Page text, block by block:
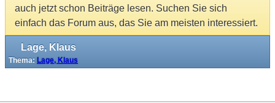
auch jetzt schon Beiträge lesen. Suchen Sie sich
einfach das Forum aus, das Sie am meisten interessiert.
Lage, Klaus
Thema: Lage, Klaus